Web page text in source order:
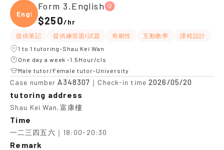
Engli
Form 3,English
$250/hr
提供筆記 提供練習題/試題 有耐性 互動教學
課程設計
1 to 1 tutoring-Shau Kei Wan
One day a week -1.5Hour/cls
Male tutor/Female tutor-University
Case number A348307 ｜Check-in time2026/05/20
tutoring address
Shau Kei Wan,富康樓
Time
一二三四五六｜18:00-20:30
Remark